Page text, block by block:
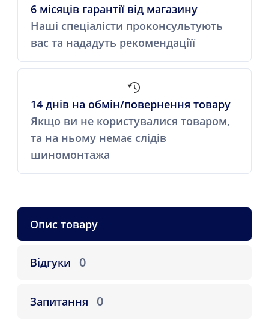
6 місяців гарантії від магазину
Наші спеціалісти проконсультують
вас та нададуть рекомендаціїї
14 днів на обмін/повернення товару
Якщо ви не користувалися товаром,
та на ньому немає слідів
шиномонтажа
Опис товару
Відгуки 0
Запитання 0